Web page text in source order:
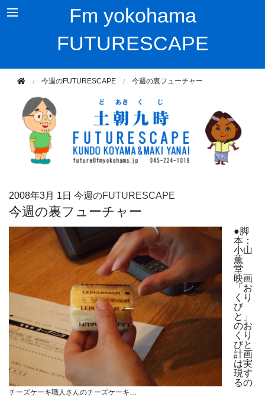
Fm yokohama
FUTURESCAPE
今週のFUTURESCAPE 今週の裏フューチャー
2008年3月 1日 今週のFUTURESCAPE
今週の裏フューチャー
チーズケーキ職人さんのチーズケーキ…
●脚
本：
小山
薫
堂
映画
「お
くり
び
と」
のお
くり
びと
計画
は実
現す
るの